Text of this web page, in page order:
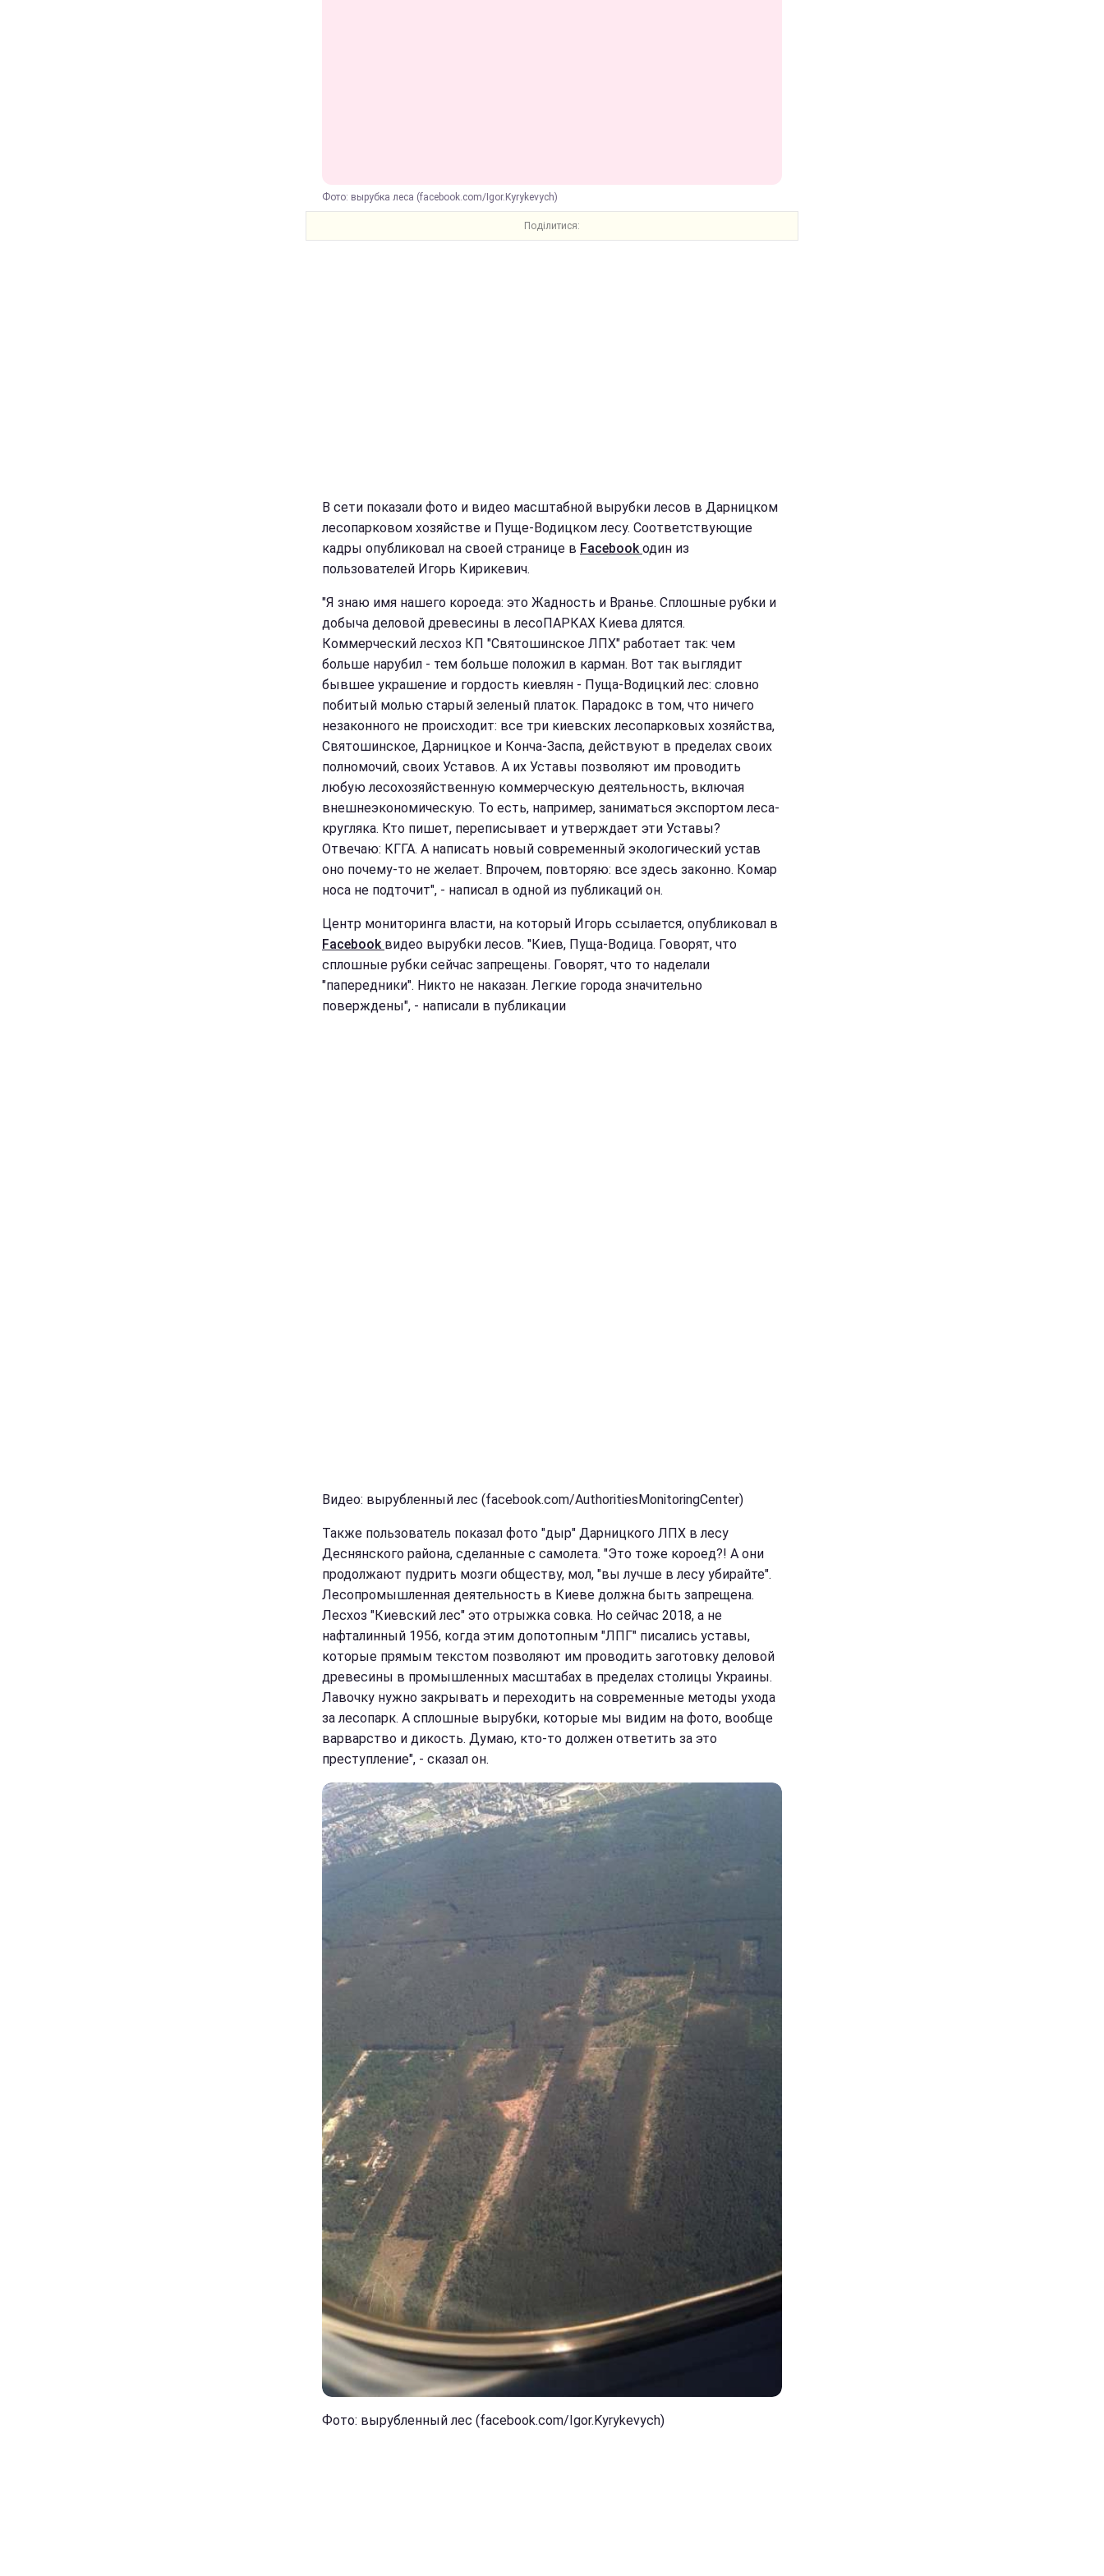
Фото: вырубка леса (facebook.com/Igor.Kyrykevych)
Поділитися:
В сети показали фото и видео масштабной вырубки лесов в Дарницком
лесопарковом хозяйстве и Пуще-Водицком лесу. Соответствующие
кадры опубликовал на своей странице в Facebookодин из
пользователей Игорь Кирикевич.
"Я знаю имя нашего короеда: это Жадность и Вранье. Сплошные рубки и
добыча деловой древесины в лесоПАРКАХ Киева длятся.
Коммерческий лесхоз КП "Святошинское ЛПХ" работает так: чем
больше нарубил - тем больше положил в карман. Вот так выглядит
бывшее украшение и гордость киевлян - Пуща-Водицкий лес: словно
побитый молью старый зеленый платок. Парадокс в том, что ничего
незаконного не происходит: все три киевских лесопарковых хозяйства,
Святошинское, Дарницкое и Конча-Заспа, действуют в пределах своих
полномочий, своих Уставов. А их Уставы позволяют им проводить
любую лесохозяйственную коммерческую деятельность, включая
внешнеэкономическую. То есть, например, заниматься экспортом леса-
кругляка. Кто пишет, переписывает и утверждает эти Уставы?
Отвечаю: КГГА. А написать новый современный экологический устав
оно почему-то не желает. Впрочем, повторяю: все здесь законно. Комар
носа не подточит", - написал в одной из публикаций он.
Центр мониторинга власти, на который Игорь ссылается, опубликовал в
Facebook видео вырубки лесов. "Киев, Пуща-Водица. Говорят, что
сплошные рубки сейчас запрещены. Говорят, что то наделали
"папередники". Никто не наказан. Легкие города значительно
поверждены", - написали в публикации
Видео: вырубленный лес (facebook.com/AuthoritiesMonitoringCenter)
Также пользователь показал фото "дыр" Дарницкого ЛПХ в лесу
Деснянского района, сделанные с самолета. "Это тоже короед?! А они
продолжают пудрить мозги обществу, мол, "вы лучше в лесу убирайте".
Лесопромышленная деятельность в Киеве должна быть запрещена.
Лесхоз "Киевский лес" это отрыжка совка. Но сейчас 2018, а не
нафталинный 1956, когда этим допотопным "ЛПГ" писались уставы,
которые прямым текстом позволяют им проводить заготовку деловой
древесины в промышленных масштабах в пределах столицы Украины.
Лавочку нужно закрывать и переходить на современные методы ухода
за лесопарк. А сплошные вырубки, которые мы видим на фото, вообще
варварство и дикость. Думаю, кто-то должен ответить за это
преступление", - сказал он.
Фото: вырубленный лес (facebook.com/Igor.Kyrykevych)